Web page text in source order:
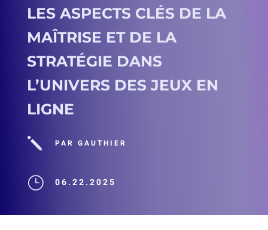
LES ASPECTS CLÉS DE LA
MAÎTRISE ET DE LA
STRATÉGIE DANS
L’UNIVERS DES JEUX EN
LIGNE
j PAR GAUTHIER
} 06.22.2025